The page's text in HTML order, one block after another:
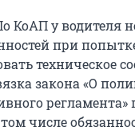
КоАП у водителя
при
техническое
закона «О
регламента»
числе